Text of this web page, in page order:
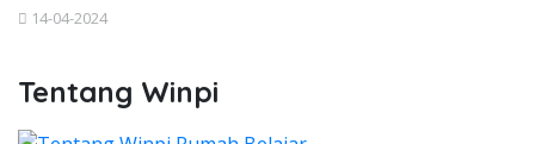
14-04-2024
Tentang Winpi